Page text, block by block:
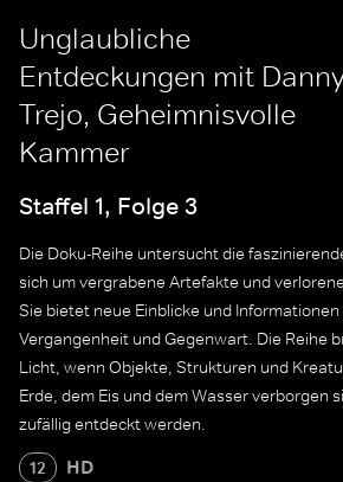
Unglaubliche
Entdeckungen mit
Trejo, Geheimnisvolle
Kammer
Staffel 1, Folge 3
Die Doku-Reihe untersucht die
sich um vergrabene Artefakte und
Sie bietet neue Einblicke und
Vergangenheit und Gegenwart. Die Reihe
Licht, wenn Objekte, Strukturen und
Erde, dem Eis und dem Wasser verborgen
zufällig entdeckt werden.
12 HD